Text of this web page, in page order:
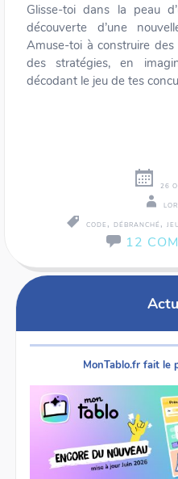
Glisse-toi dans la peau
découverte d’une
Amuse-toi à construire
des stratégies, en
décodant le jeu de tes
26
CODE , DÉBRANCHÉ , JEU
12
Navigation
des
articles
MonTablo.fr fait le